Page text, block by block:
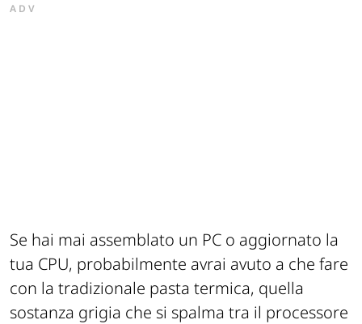
ADV
Se hai mai assemblato un PC o aggiornato la
tua CPU, probabilmente avrai avuto a che fare
con la tradizionale pasta termica, quella
sostanza grigia che si spalma tra il processore